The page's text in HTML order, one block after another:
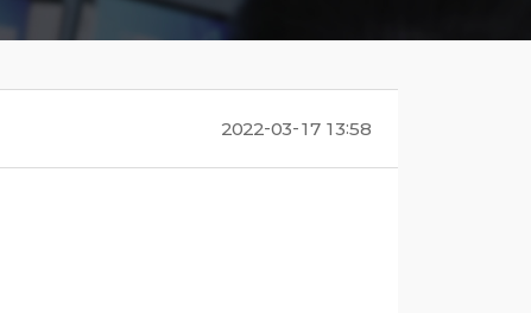
2022-03-17 13:58